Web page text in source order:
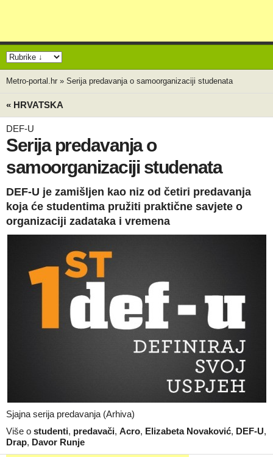
Metro-portal.hr » Serija predavanja o samoorganizaciji studenata
« HRVATSKA
DEF-U
Serija predavanja o
samoorganizaciji studenata
DEF-U je zamišljen kao niz od četiri predavanja
koja će studentima pružiti praktične savjete o
organizaciji zadataka i vremena
Sjajna serija predavanja (Arhiva)
Više o studenti, predavači, Acro, Elizabeta Novaković, DEF-U,
Drap, Davor Runje